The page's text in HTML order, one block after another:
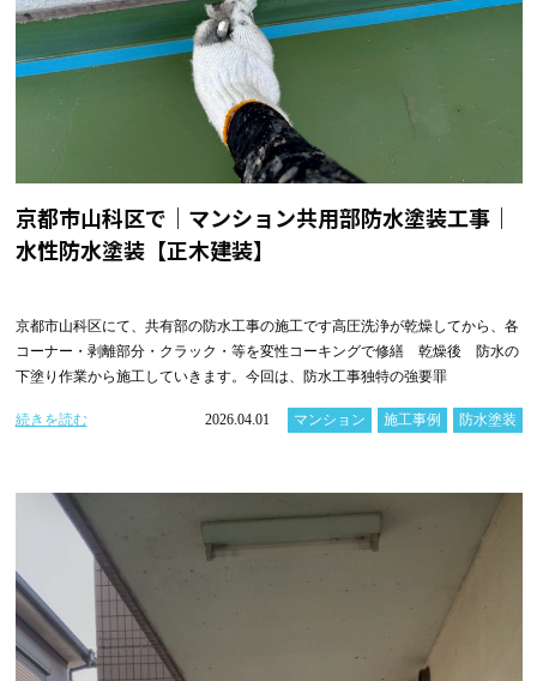
京都市山科区で｜マンション共用部防水塗装工事｜
水性防水塗装【正木建装】
京都市山科区にて、共有部の防水工事の施工です高圧洗浄が乾燥してから、各
コーナー・剥離部分・クラック・等を変性コーキングで修繕 乾燥後 防水の
下塗り作業から施工していきます。今回は、防水工事独特の強要罪
続きを読む 2026.04.01 マンション 施工事例 防水塗装